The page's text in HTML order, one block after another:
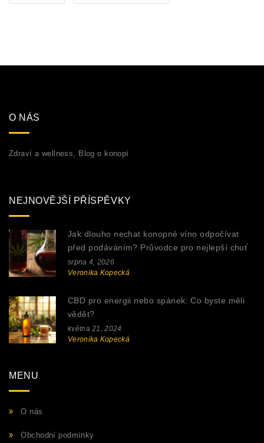
O NÁS
Zdraví a wellness, Blog o konopí
NEJNOVĚJŠÍ PŘÍSPĚVKY
Jak dlouho nechat konopné víno odpočívat
před podáváním? Průvodce pro nejlepší chuť
srpna 4, 2026
Veronika Kopecká
CBD pro energii nebo spánek: Co byste měli
vědět?
května 21, 2024
Veronika Kopecká
MENU
O nás
Obchodní podmínky